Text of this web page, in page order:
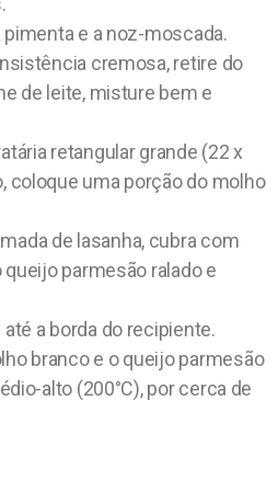
e a noz-moscada.
cremosa, retire do
de leite, misture bem e
retangular grande (22 x
coloque uma porção do molho
de lasanha, cubra com
parmesão ralado e
a borda do recipiente.
branco e o queijo parmesão
alto (200°C), por cerca de